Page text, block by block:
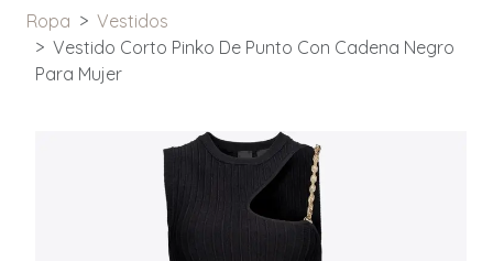
Ropa
Vestidos
Vestido Corto Pinko De Punto Con Cadena Negro
Para Mujer